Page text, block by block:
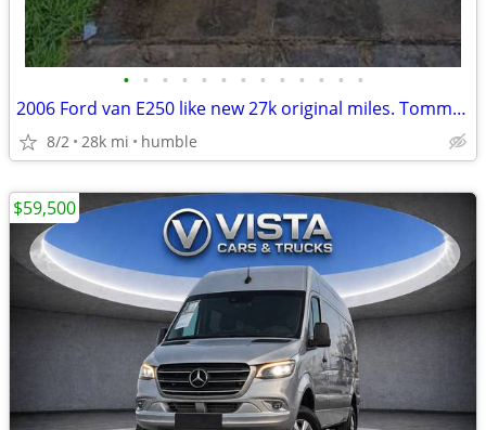
• • • • • • • • • • • • •
2006 Ford van E250 like new 27k original miles. Tommy lift.
8/2 28k mi humble
$59,500